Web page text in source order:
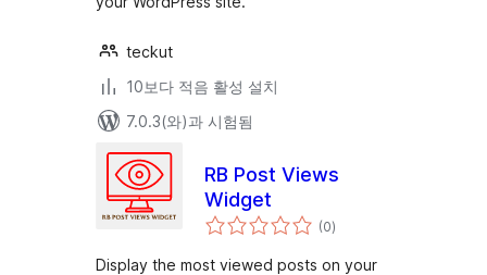
teckut
10보다 적음 활성 설치
7.0.3(와)과 시험됨
RB Post Views
Widget
(0전
체
점
)
Display the most viewed posts on your